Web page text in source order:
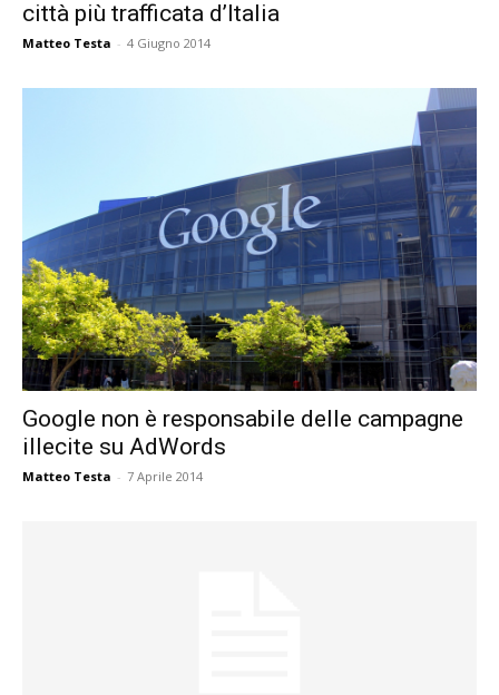
città più trafficata d’Italia
Matteo Testa - 4 Giugno 2014
Google non è responsabile delle campagne
illecite su AdWords
Matteo Testa - 7 Aprile 2014